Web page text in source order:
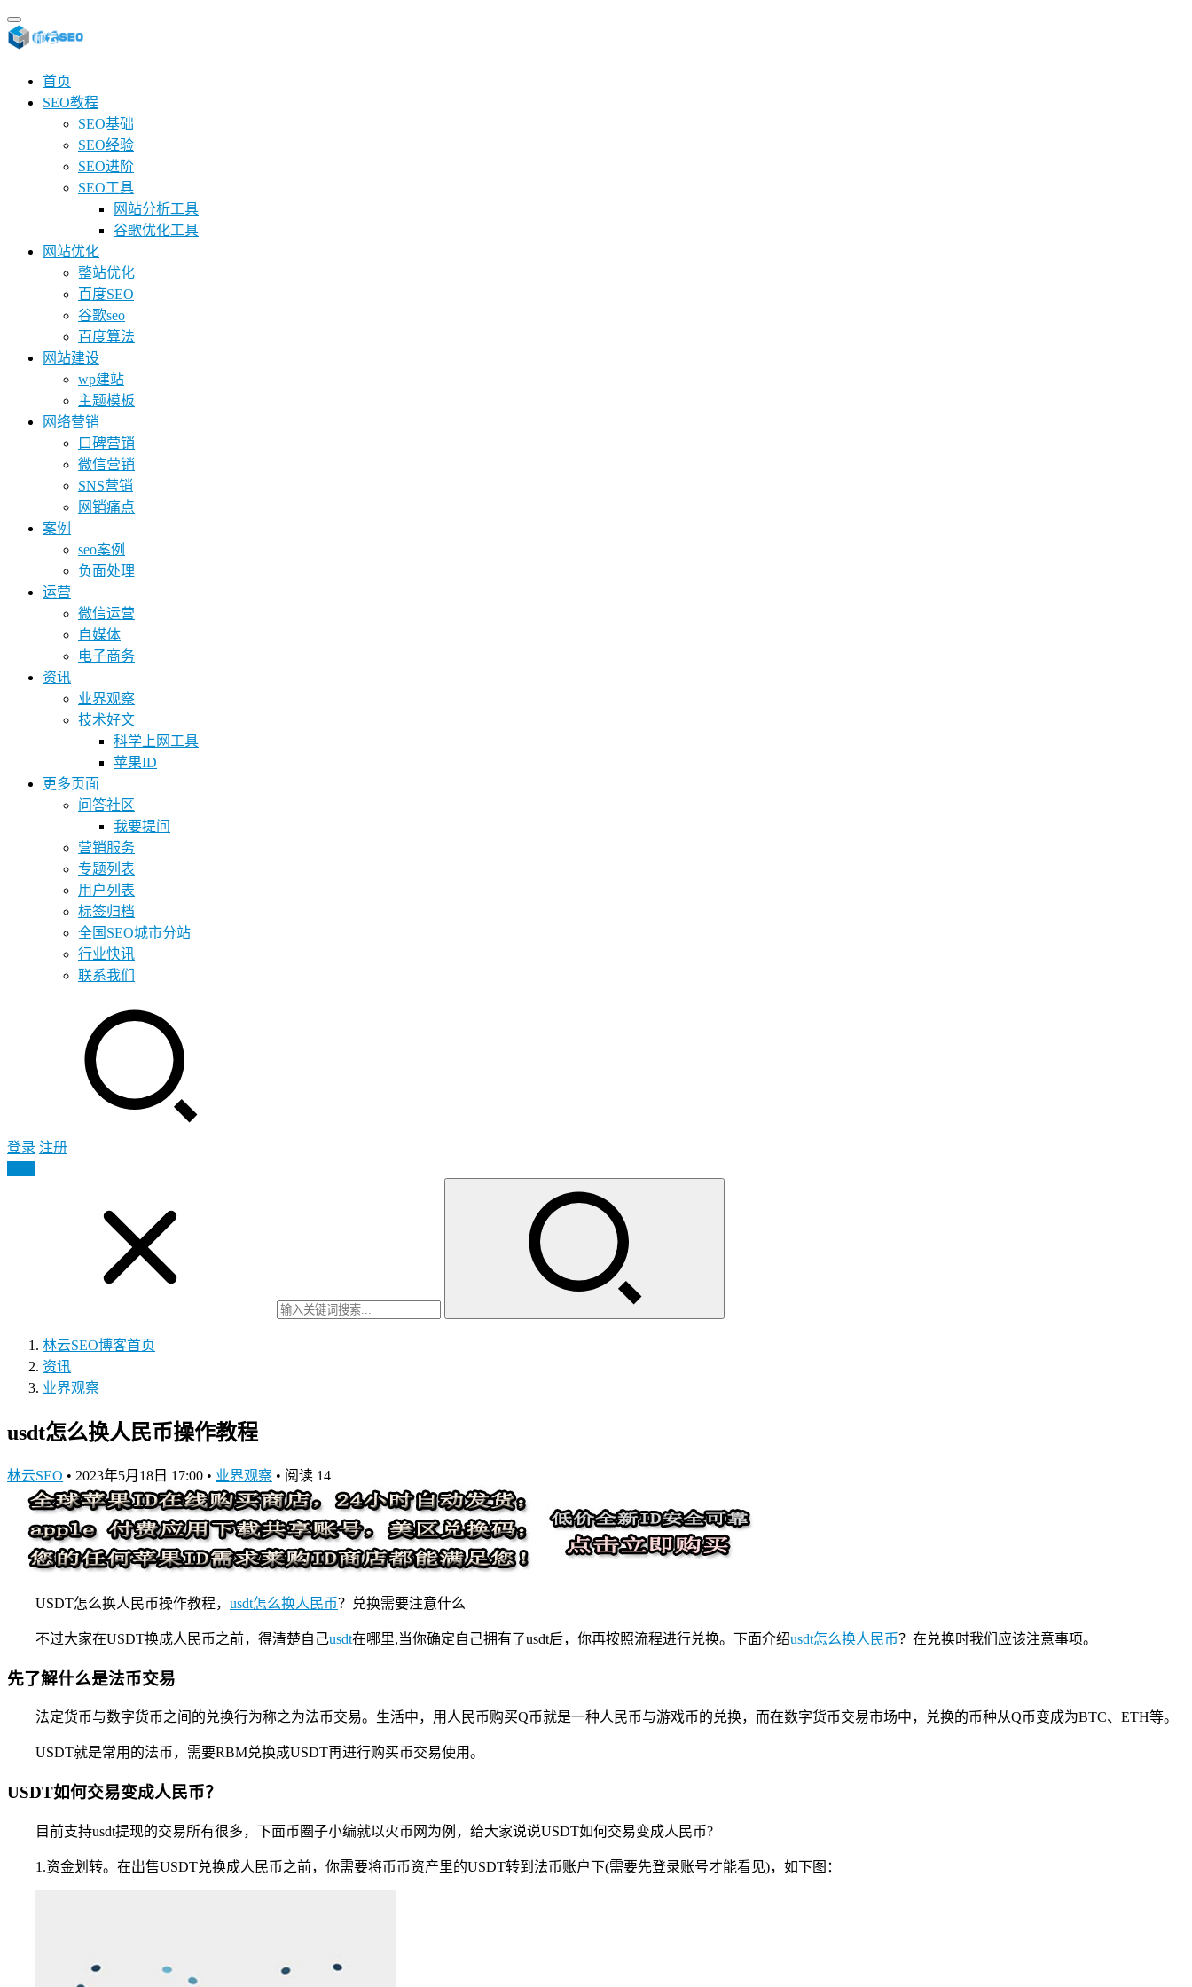
首页
SEO教程
SEO基础
SEO经验
SEO进阶
SEO工具
网站分析工具
谷歌优化工具
网站优化
整站优化
百度SEO
谷歌seo
百度算法
网站建设
wp建站
主题模板
网络营销
口碑营销
微信营销
SNS营销
网销痛点
案例
seo案例
负面处理
运营
微信运营
自媒体
电子商务
资讯
业界观察
技术好文
科学上网工具
苹果ID
更多页面
问答社区
我要提问
营销服务
专题列表
用户列表
标签归档
全国SEO城市分站
行业快讯
联系我们
登录 注册
林云SEO博客首页
资讯
业界观察
usdt怎么换人民币操作教程
林云SEO • 2023年5月18日 17:00 • 业界观察 • 阅读 14
USDT怎么换人民币操作教程， usdt怎么换人民币？兑换需要注意什么
不过大家在USDT换成人民币之前，得清楚自己usdt在哪里,当你确定自己拥有了usdt后，你再按照流程进行兑换。下面介绍usdt怎么换人民币？在兑换时我们应该注意事项。
先了解什么是法币交易
法定货币与数字货币之间的兑换行为称之为法币交易。生活中，用人民币购买Q币就是一种人民币与游戏币的兑换，而在数字货币交易市场中，兑换的币种从Q币变成为BTC、ETH等。
USDT就是常用的法币，需要RBM兑换成USDT再进行购买币交易使用。
USDT如何交易变成人民币？
目前支持usdt提现的交易所有很多，下面币圈子小编就以火币网为例，给大家说说USDT如何交易变成人民币?
1.资金划转。在出售USDT兑换成人民币之前，你需要将币币资产里的USDT转到法币账户下(需要先登录账号才能看见)，如下图：